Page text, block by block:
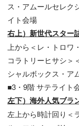
ス・アムールセレク
イト会場
右上）新世代スター
上から＜レ・トロワ
コラトリーヒサシ＞
シャルボックス・ア
■3・9階 サテライト
左下）海外人気ブラ
左上から時計回り＜